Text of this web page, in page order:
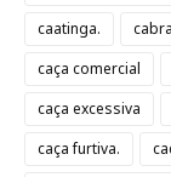
caatinga.
caça comercial
caça excessiva
caça furtiva.